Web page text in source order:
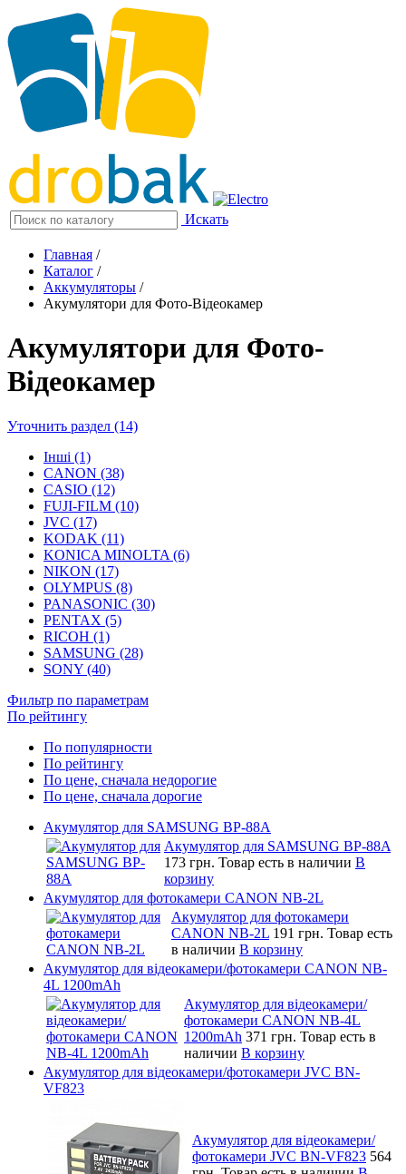
Искать
Главная /
Каталог /
Аккумуляторы /
Акумулятори для Фото-Відеокамер
Акумулятори для Фото-
Відеокамер
Уточнить раздел (14)
Інші (1)
CANON (38)
CASIO (12)
FUJI-FILM (10)
JVC (17)
KODAK (11)
KONICA MINOLTA (6)
NIKON (17)
OLYMPUS (8)
PANASONIC (30)
PENTAX (5)
RICOH (1)
SAMSUNG (28)
SONY (40)
Фильтр по параметрам
По рейтингу
По популярности
По рейтингу
По цене, сначала недорогие
По цене, сначала дорогие
Акумулятор для SAMSUNG BP-88A
Акумулятор для SAMSUNG BP-88A
173 грн. Товар есть в наличии В
корзину
Акумулятор для фотокамери CANON NB-2L
Акумулятор для фотокамери
CANON NB-2L 191 грн. Товар есть
в наличии В корзину
Акумулятор для відеокамери/фотокамери CANON NB-
4L 1200mAh
Акумулятор для відеокамери/
фотокамери CANON NB-4L
1200mAh 371 грн. Товар есть в
наличии В корзину
Акумулятор для відеокамери/фотокамери JVC BN-
VF823
Акумулятор для відеокамери/
фотокамери JVC BN-VF823 564